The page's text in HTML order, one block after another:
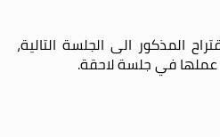
المذكور الى الجلسة التالية،
عملها في جلسة لاحقة.